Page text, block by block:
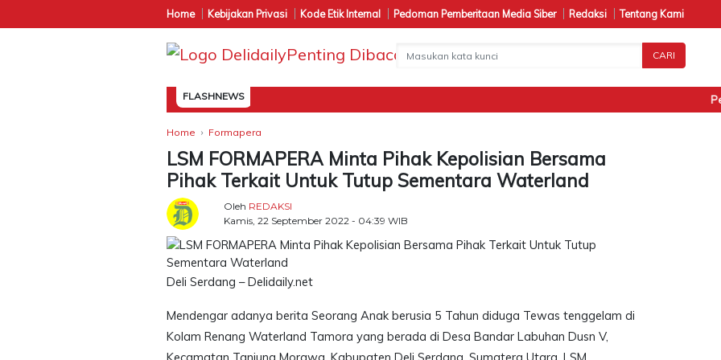
Home Kebijakan Privasi Kode Etik Internal Pedoman Pemberitaan Media Siber Redaksi Tentang Kami
CARI
FLASHNEWS
Home Formapera
LSM FORMAPERA Minta Pihak Kepolisian Bersama
Pihak Terkait Untuk Tutup Sementara Waterland
Oleh REDAKSI
Kamis, 22 September 2022 - 04:39 WIB
Deli Serdang – Delidaily.net
Mendengar adanya berita Seorang Anak berusia 5 Tahun diduga Tewas tenggelam di
Kolam Renang Waterland Tamora yang berada di Desa Bandar Labuhan Dusn V,